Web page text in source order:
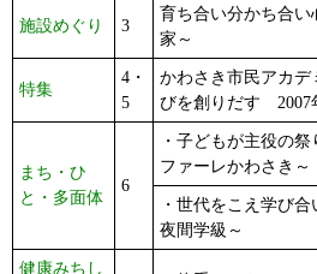
施設めぐり 3
育ち合い分かち合
家～
特集
4・
5
かわさき市民アカ
びを創りだす 2007
まち・ひ
と・多面体
6
・子どもが主役の
ファーレかわさき～
・世代をこえ学び
夜間学級～
健康みちし